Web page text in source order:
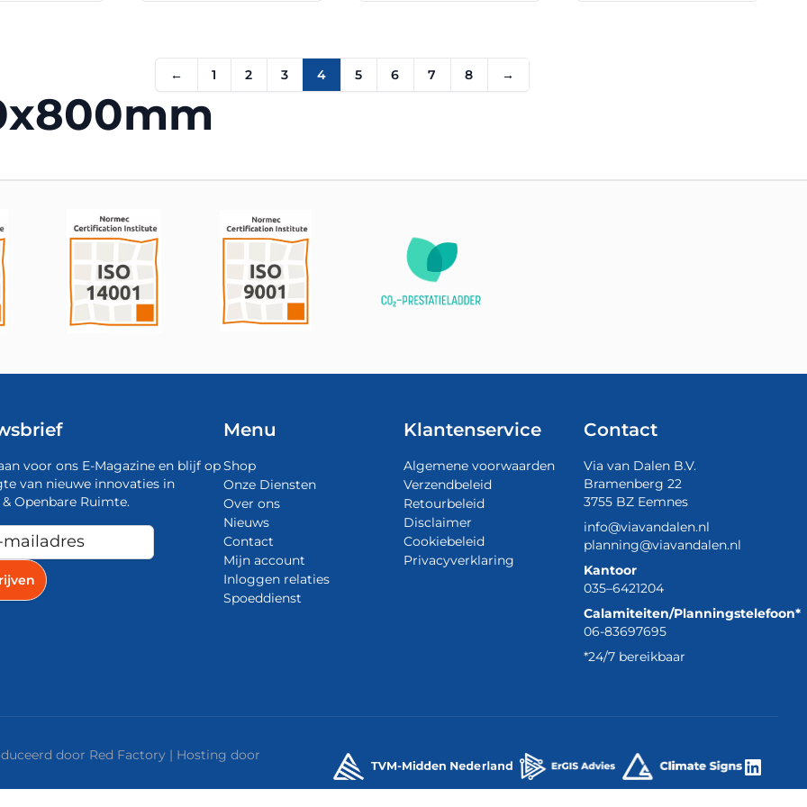
← 1 2 3 4 5 6 7 8 →
voor ons E-Magazine en blijf op
van nieuwe innovaties in
& Openbare Ruimte.
Menu
Shop
Onze Diensten
Over ons
Nieuws
Contact
Mijn account
Inloggen relaties
Spoeddienst
Klantenservice
Algemene voorwaarden
Verzendbeleid
Retourbeleid
Disclaimer
Cookiebeleid
Privacyverklaring
Contact
Via van Dalen B.V.
Bramenberg 22
3755 BZ Eemnes
info@viavandalen.nl
planning@viavandalen.nl
Kantoor
035–6421204
Calamiteiten/Planningstelefoon*
06-83697695
*24/7 bereikbaar
door Red Factory | Hosting door